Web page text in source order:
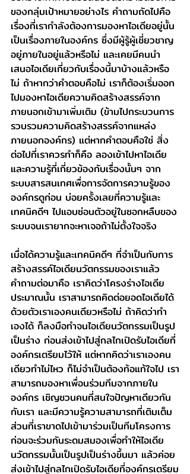
ของกลุ่มเป้าหมายอย่างไร คำถามถัดไปคือ
เรื่องที่เรากำลังต้องการมองหาไอเดียอยู่นั้น
เป็นเรื่องภายในองค์กร ซึ่งมีผู้รู้ผู้เชี่ยวชาญ
อยู่ภายในอยู่แล้วหรือไม่ และเคยมีคนนำ
เสนอไอเดียเกี่ยวกับเรื่องนี้มาบ้างแล้วหรือ
ไม่ ถ้าหากว่าคำตอบคือไม่ เราก็ต้องเริ่มออก
ไปมองหาไอเดียความคิดสร้างสรรค์จาก
ภายนอกเข้ามาเพิ่มเติม (ข้ามไปกระบวนการ
รวบรวมความคิดสร้างสรรค์จากแหล่ง
ภายนอกองค์กร) แต่หากคำตอบคือใช่ สิ่ง
ต่อไปที่เราควรทำก็คือ ลองเข้าไปหาไอเดีย
และความรู้ที่เกี่ยวข้องกับเรื่องนั้นๆ จาก
ระบบสารสนเทศเพื่อการจัดการความรู้ของ
องค์กรดูก่อน บ่อยครั้งเลยที่ความรู้และ
เทคนิคดีๆ ไปแอบซ่อนตัวอยู่ในซอกหลืบของ
ระบบจนเรายากจะหาเจอถ้าไม่ตั้งใจจริง
เมื่อได้ความรู้และเทคนิคดีๆ ที่จำเป็นกับการ
สร้างสรรค์ไอเดียนวัตกรรมของเราแล้ว
คำถามต่อมาคือ เราคิดว่าโครงร่างไอเดีย
ประมาณนั้น เราสามารถคิดต่อยอดไอเดียได้
ด้วยตัวเราเองคนเดียวหรือไม่ ถ้าคิดว่าทำ
เองได้ ก็ลงมือทำจนไอเดียนวัตกรรมเป็นรูป
เป็นร่าง ก่อนส่งเข้าไปสู่กลไกเปิดรับไอเดียที่
องค์กรเตรียมไว้ให้ แต่หากคิดว่าเราเองคน
เดียวทำไม่ไหว ก็ไม่จำเป็นต้องท้อแท้ใจไป เรา
สามารถมองหาเพื่อนร่วมทีมจากภายใน
องค์กร เชิญชวนคนที่สนใจปัญหาเดียวกัน
กับเรา และมีความรู้ความสามารถที่เติมเต็ม
ส่วนที่เราขาดไปเข้ามาร่วมเป็นทีมโครงการ
ก่อนจะร่วมกันระดมสมองเพื่อทำให้ไอเดีย
นวัตกรรมนั้นเป็นรูปเป็นร่างขึ้นมา แล้วค่อย
ส่งเข้าไปสู่กลไกเปิดรับไอเดียที่องค์กรเตรียม